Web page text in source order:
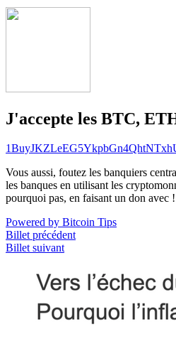
J'accepte les BTC,
Vous aussi, foutez les banquiers
les banques en utilisant les
pourquoi pas, en faisant un don avec !
Powered by Bitcoin Tips
Billet précédent
Billet suivant